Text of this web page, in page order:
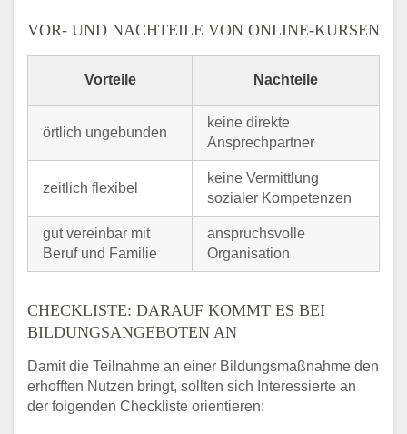
VOR- UND NACHTEILE VON ONLINE-KURSEN
Vorteile Nachteile
örtlich ungebunden
keine direkte
Ansprechpartner
zeitlich flexibel
keine Vermittlung
sozialer Kompetenzen
gut vereinbar mit
Beruf und Familie
anspruchsvolle
Organisation
CHECKLISTE: DARAUF KOMMT ES BEI
BILDUNGSANGEBOTEN AN
Damit die Teilnahme an einer Bildungsmaßnahme den
erhofften Nutzen bringt, sollten sich Interessierte an
der folgenden Checkliste orientieren: